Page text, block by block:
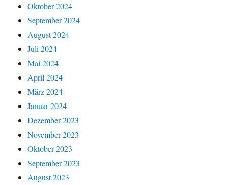
Oktober 2024
September 2024
August 2024
Juli 2024
Mai 2024
April 2024
März 2024
Januar 2024
Dezember 2023
November 2023
Oktober 2023
September 2023
August 2023